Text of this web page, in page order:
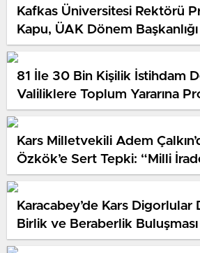
Kafkas Üniversitesi Rektörü
Kapu, ÜAK Dönem
Devretti
81 İle 30 Bin Kişilik İstihdam
Valiliklere Toplum Yararına
Kontenjanı Tahsis Edilecek
Kars Milletvekili Adem
Özkök’e Sert Tepki: “Milli
Hiçbir Güç Yoktur”
Karacabey’de Kars Digorlular
Birlik ve Beraberlik Buluşması